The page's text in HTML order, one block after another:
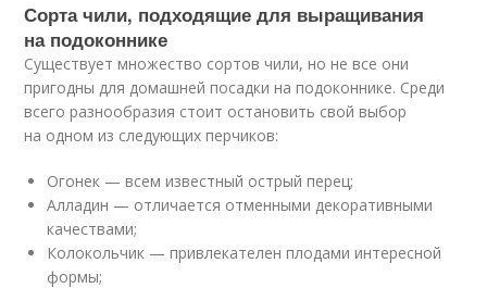
Сорта чили, подходящие для выращивания
на подоконнике
Существует множество сортов чили, но не все они
пригодны для домашней посадки на подоконнике. Среди
всего разнообразия стоит остановить свой выбор
на одном из следующих перчиков:
Огонек — всем известный острый перец;
Алладин — отличается отменными декоративными
качествами;
Колокольчик — привлекателен плодами интересной
формы;